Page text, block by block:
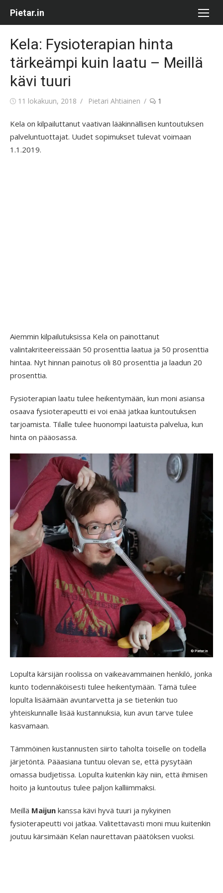
Pietar.in
Kela: Fysioterapian hinta
tärkeämpi kuin laatu – Meillä
kävi tuuri
Posted
11 lokakuun, 2018 Author
Pietari Ahtiainen 1
Kela on kilpailuttanut vaativan lääkinnällisen kuntoutuksen
palveluntuottajat. Uudet sopimukset tulevat voimaan
1.1.2019.
Aiemmin kilpailutuksissa Kela on painottanut
valintakriteereissään 50 prosenttia laatua ja 50 prosenttia
hintaa. Nyt hinnan painotus oli 80 prosenttia ja laadun 20
prosenttia.
Fysioterapian laatu tulee heikentymään, kun moni asiansa
osaava fysioterapeutti ei voi enää jatkaa kuntoutuksen
tarjoamista. Tilalle tulee huonompi laatuista palvelua, kun
hinta on pääosassa.
Lopulta kärsijän roolissa on vaikeavammainen henkilö, jonka
kunto todennäköisesti tulee heikentymään. Tämä tulee
lopulta lisäämään avuntarvetta ja se tietenkin tuo
yhteiskunnalle lisää kustannuksia, kun avun tarve tulee
kasvamaan.
Tämmöinen kustannusten siirto taholta toiselle on todella
järjetöntä. Pääasiana tuntuu olevan se, että pysytään
omassa budjetissa. Lopulta kuitenkin käy niin, että ihmisen
hoito ja kuntoutus tulee paljon kalliimmaksi.
Meillä Maijun kanssa kävi hyvä tuuri ja nykyinen
fysioterapeutti voi jatkaa. Valitettavasti moni muu kuitenkin
joutuu kärsimään Kelan naurettavan päätöksen vuoksi.